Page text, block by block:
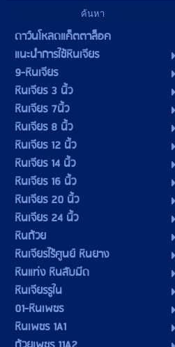
ดาว์นโหลดแค็ตตาล็อค
แนะนำการใช้หินเจียร
9-หินเจียร
หินเจียร 3 นิ้ว
หินเจียร 7นิ้ว
หินเจียร 8 นิ้ว
หินเจียร 12 นิ้ว
หินเจียร 14 นิ้ว
หินเจียร 16 นิ้ว
หินเจียร 20 นิ้ว
หินเจียร 24 นิ้ว
หินถ้วย
หินเจียรไร้ศูนย์ หินยาง
หินแท่ง หินลับมีด
หินเจียรรูใน
01-หินเพชร
หินเพชร 1A1